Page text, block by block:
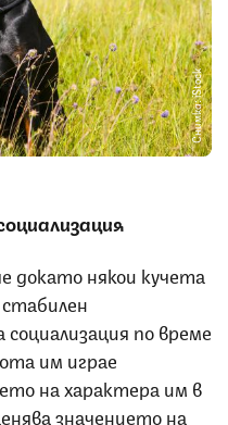
Снимка: iStock
докато някои кучета
по време
им играе
на характера им в
значението на